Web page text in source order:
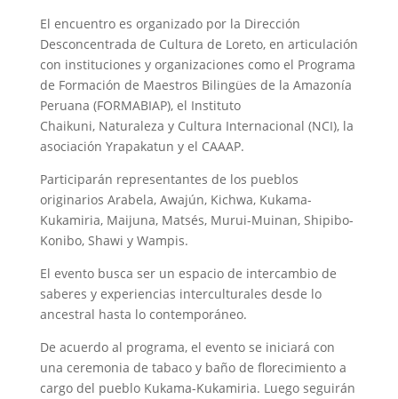
El encuentro es organizado por la Dirección
Desconcentrada de Cultura de Loreto, en articulación
con instituciones y organizaciones como el Programa
de Formación de Maestros Bilingües de la Amazonía
Peruana (FORMABIAP), el Instituto
Chaikuni, Naturaleza y Cultura Internacional (NCI), la
asociación Yrapakatun y el CAAAP.
Participarán representantes de los pueblos
originarios Arabela, Awajún, Kichwa, Kukama-
Kukamiria, Maijuna, Matsés, Murui-Muinan, Shipibo-
Konibo, Shawi y Wampis.
El evento busca ser un espacio de intercambio de
saberes y experiencias interculturales desde lo
ancestral hasta lo contemporáneo.
De acuerdo al programa, el evento se iniciará con
una ceremonia de tabaco y baño de florecimiento a
cargo del pueblo Kukama-Kukamiria. Luego seguirán